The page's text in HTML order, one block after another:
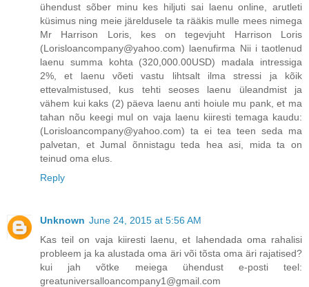
ühendust sõber minu kes hiljuti sai laenu online, arutleti
küsimus ning meie järeldusele ta rääkis mulle mees nimega
Mr Harrison Loris, kes on tegevjuht Harrison Loris
(Lorisloancompany@yahoo.com) laenufirma Nii i taotlenud
laenu summa kohta (320,000.00USD) madala intressiga
2%, et laenu võeti vastu lihtsalt ilma stressi ja kõik
ettevalmistused, kus tehti seoses laenu üleandmist ja
vähem kui kaks (2) päeva laenu anti hoiule mu pank, et ma
tahan nõu keegi mul on vaja laenu kiiresti temaga kaudu:
(Lorisloancompany@yahoo.com) ta ei tea teen seda ma
palvetan, et Jumal õnnistagu teda hea asi, mida ta on
teinud oma elus.
Reply
Unknown June 24, 2015 at 5:56 AM
Kas teil on vaja kiiresti laenu, et lahendada oma rahalisi
probleem ja ka alustada oma äri või tõsta oma äri rajatised?
kui jah võtke meiega ühendust e-posti teel:
greatuniversalloancompany1@gmail.com